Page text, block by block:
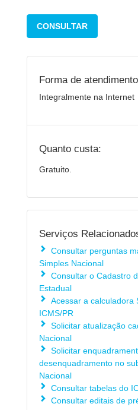
CONSULTAR
Forma de
Integralmente na Internet
Quanto custa:
Gratuito.
Serviços
Consultar perguntas
Simples Nacional
Consultar o Cadastro
Estadual
Acessar a calculadora
ICMS/PR
Solicitar atualização
Nacional
Solicitar
desenquadramento no
Nacional
Consultar tabelas do
Consultar editais de